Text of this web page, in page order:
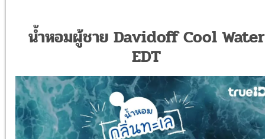
น้ำหอมผู้ชาย Davidoff Cool Water
EDT